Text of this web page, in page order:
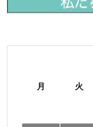
月 火